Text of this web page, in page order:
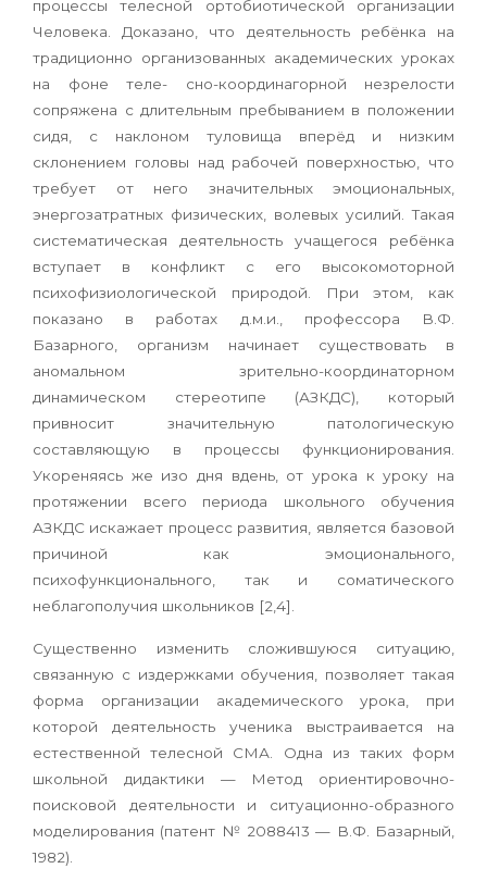
процессы телесной ортобиотической организации
Человека. Доказано, что деятельность ребёнка на
традиционно организованных академических уроках
на фоне теле- сно-координагорной незрелости
сопряжена с длительным пребыванием в положении
сидя, с наклоном туловища вперёд и низким
склонением головы над рабочей поверхностью, что
требует от него значительных эмоциональных,
энергозатратных физических, волевых усилий. Такая
систематическая деятельность учащегося ребёнка
вступает в конфликт с его высокомоторной
психофизиологической природой. При этом, как
показано в работах д.м.и., профессора В.Ф.
Базарного, организм начинает существовать в
аномальном зрительно-координаторном
динамическом стереотипе (АЗКДС), который
привносит значительную патологическую
составляющую в процессы функционирования.
Укореняясь же изо дня вдень, от урока к уроку на
протяжении всего периода школьного обучения
АЗКДС искажает процесс развития, является базовой
причиной как эмоционального,
психофункционального, так и соматического
неблагополучия школьников [2,4].
Существенно изменить сложившуюся ситуацию,
связанную с издержками обучения, позволяет такая
форма организации академического урока, при
которой деятельность ученика выстраивается на
естественной телесной СМА. Одна из таких форм
школьной дидактики — Метод ориентировочно-
поисковой деятельности и ситуационно-образного
моделирования (патент № 2088413 — В.Ф. Базарный,
1982).